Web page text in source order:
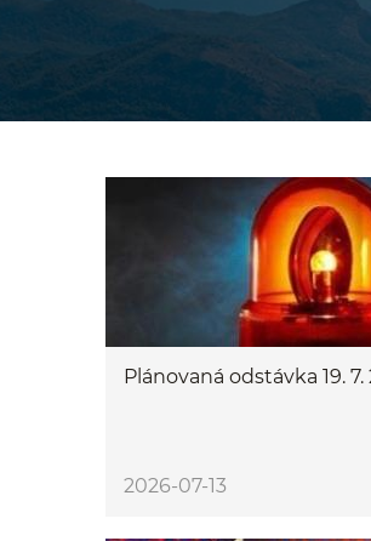
Plánovaná odstávka 19. 7.
2026-07-13